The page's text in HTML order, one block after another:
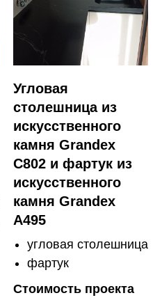
Угловая
столешница из
искусственного
камня Grandex
C802 и фартук из
искусственного
камня Grandex
A495
угловая столешница
фартук
Стоимость проекта